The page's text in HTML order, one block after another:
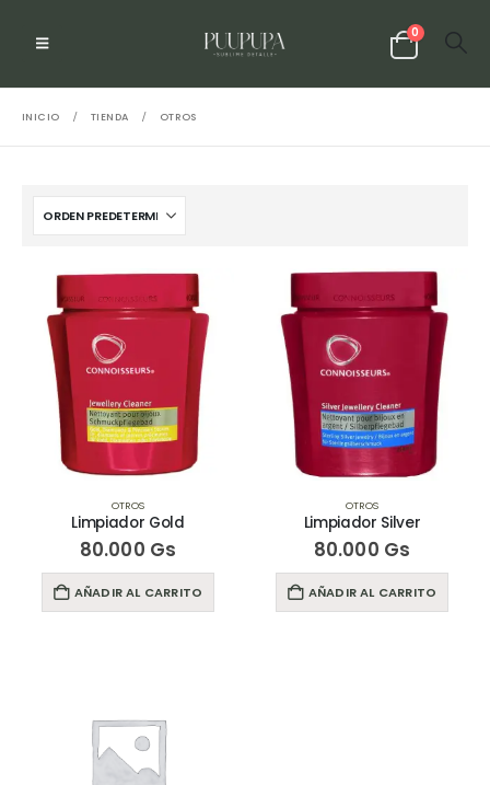
0
INICIO TIENDA OTROS
OTROS
Limpiador Gold
80.000 Gs
AÑADIR AL CARRITO
OTROS
Limpiador Silver
80.000 Gs
AÑADIR AL CARRITO